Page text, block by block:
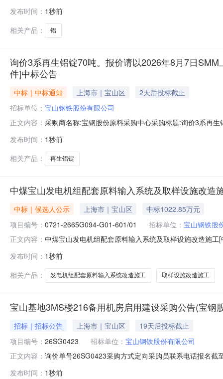
发布时间： 1秒前
相关产品：
铝
询价3系再生铝锭70吨。报价请以2026年8月7日
件]中标公告
中标｜中标通知 上海市｜宝山区
2天后投标截止
招标单位： 宝山钢铁股份有限公司
正文内容： 采购商名称:宝钢股份原料采购中心采购标题:询价3系再
发布时间： 1秒前
相关产品：
再生铝锭
中煤宝山发电机组配套原料输入系统及取样设施改造
中标｜候选人公示 上海市｜宝山区
中标1022.85万元
项目编号： 0721-2665G094-G01-601/01 招标单位： 宝山钢铁股
正文内容： 中煤宝山发电机组配套原料输入系统及取样设施改造施
宝山发电机组配套原料输入系统及取样设施改造施工的
发布时间： 1秒前
相关产品：
发电机组配套原料输入系统改造施工 取样设施改造施工
宝山基地3MS楼216备用机房启用建设采购公告(宝钢
招标｜招标公告 上海市｜宝山区
19天后投标截止
项目编号： 26SG0423 招标单位： 宝山钢铁股份有限公司
正文内容： 询价单号26SG0423采购方式定向采购员联系电话报名
款：1.机房建筑与装修修缮216机房区域墙面、板底、外
发布时间： 1秒前